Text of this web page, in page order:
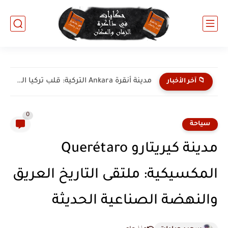
📁 آخر الأخبار مدينة إسطنبول Istanbul التركية: جوهرة البوسفور وملتقى الحضارات
سياحة
0
مدينة كيريتارو Querétaro
المكسيكية: ملتقى التاريخ العريق
والنهضة الصناعية الحديثة